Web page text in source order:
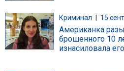
Криминал 15
Американка
брошенного 10
изнасиловала его